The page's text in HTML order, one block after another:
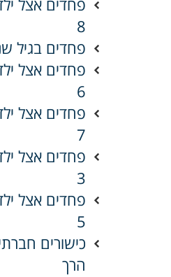
8
פחדים בגיל
פחדים אצל
6
פחדים אצל
7
פחדים אצל
3
פחדים אצל
5
כישורים
הרך